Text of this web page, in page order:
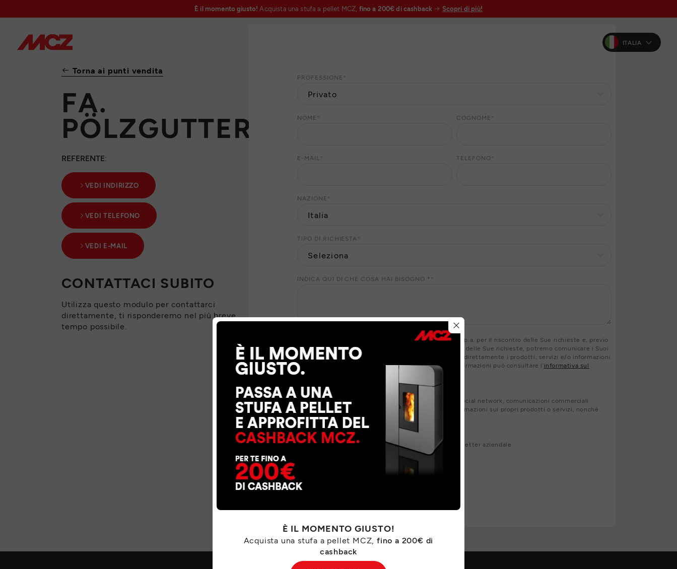
È il momento giusto! Acquista una stufa a pellet MCZ, fino a 200€ di cashback Scopri di più!
ITALIA
Torna ai punti vendita
FA.
PÖLZGUTTER
REFERENTE:
VEDI INDIRIZZO
VEDI TELEFONO
VEDI E-MAIL
CONTATTACI SUBITO
Utilizza questo modulo per contattarci
direttamente, ti risponderemo nel più breve
tempo possibile.
PROFESSIONE *
NOME * COGNOME *
E-MAIL * TELEFONO*
NAZIONE *
TIPO DI RICHIESTA *
INDICA QUI DI CHE COSA HAI BISOGNO * *
I Suoi dati personali saranno trattati da MCZ GROUP S.p.a. per il riscontro delle Sue richieste e, previo
suo consenso, per finalità di marketing. Per il riscontro delle Sue richieste, potremo comunicare i Suoi
dati personali ai nostri partner locali che Le forniranno direttamente i prodotti, servizi e/o informazioni
richiesti. Per esercitare i Suoi diritti o per maggiori informazioni può consultare l’informativa sul
trattamento dei dati personali
CONSENTO
NON CONSENTO
a MCZ GROUP S.p.a. di inviarmi tramite e-mail, sms, social network, comunicazioni commerciali
contenenti sondaggi di opinione e di gradimento, informazioni sui propri prodotti o servizi, nonché
promozioni o inviti ad eventi
CONSENTO
NON CONSENTO
a MCZ GROUP S.p.a. di inviarmi tramite e-mail la newsletter aziendale
È IL MOMENTO GIUSTO!
Acquista una stufa a pellet MCZ, fino a 200€ di
cashback